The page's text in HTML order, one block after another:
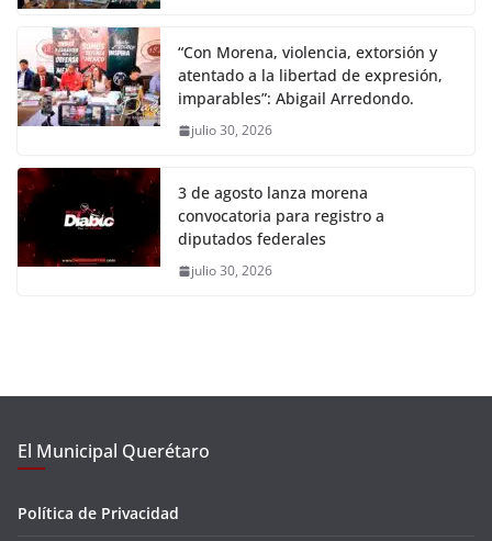
“Con Morena, violencia, extorsión y
atentado a la libertad de expresión,
imparables”: Abigail Arredondo.
julio 30, 2026
3 de agosto lanza morena
convocatoria para registro a
diputados federales
julio 30, 2026
El Municipal Querétaro
Política de Privacidad